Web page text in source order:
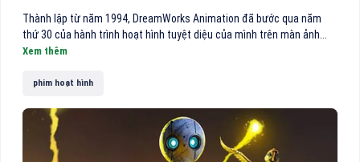
Thành lập từ năm 1994, DreamWorks Animation đã bước qua năm
thứ 30 của hành trình hoạt hình tuyệt diệu của mình trên màn ảnh...
Xem thêm
phim hoạt hình